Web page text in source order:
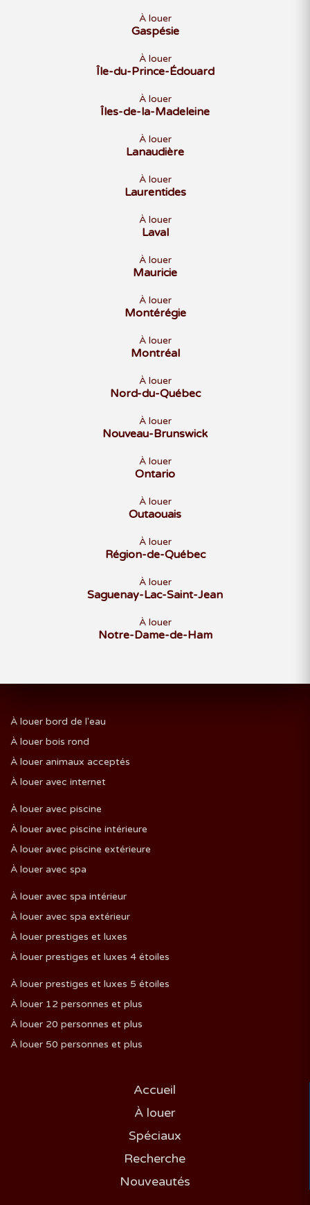
À louer
Gaspésie
À louer
Île-du-Prince-Édouard
À louer
Îles-de-la-Madeleine
À louer
Lanaudière
À louer
Laurentides
À louer
Laval
À louer
Mauricie
À louer
Montérégie
À louer
Montréal
À louer
Nord-du-Québec
À louer
Nouveau-Brunswick
À louer
Ontario
À louer
Outaouais
À louer
Région-de-Québec
À louer
Saguenay-Lac-Saint-Jean
À louer
Notre-Dame-de-Ham
À louer bord de l'eau
À louer bois rond
À louer animaux acceptés
À louer avec internet
À louer avec piscine
À louer avec piscine intérieure
À louer avec piscine extérieure
À louer avec spa
À louer avec spa intérieur
À louer avec spa extérieur
À louer prestiges et luxes
À louer prestiges et luxes 4 étoiles
À louer prestiges et luxes 5 étoiles
À louer 12 personnes et plus
À louer 20 personnes et plus
À louer 50 personnes et plus
Accueil
À louer
Spéciaux
Recherche
Nouveautés